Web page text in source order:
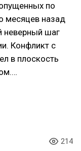
по
месяцев назад
неверный шаг
Конфликт с
в плоскость
214